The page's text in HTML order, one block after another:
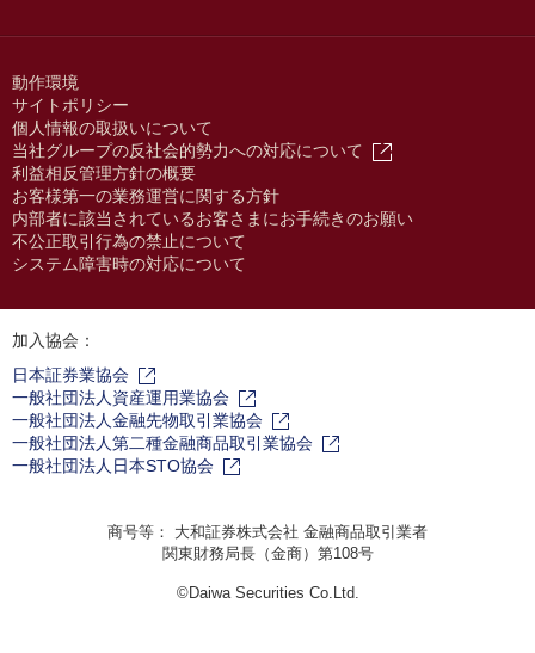
動作環境
サイトポリシー
個人情報の取扱いについて
当社グループの反社会的勢力への対応について
利益相反管理方針の概要
お客様第一の業務運営に関する方針
内部者に該当されているお客さまにお手続きのお願い
不公正取引行為の禁止について
システム障害時の対応について
加入協会：
日本証券業協会
一般社団法人資産運用業協会
一般社団法人金融先物取引業協会
一般社団法人第二種金融商品取引業協会
一般社団法人日本STO協会
商号等： 大和証券株式会社 金融商品取引業者
関東財務局長（金商）第108号
©Daiwa Securities Co.Ltd.